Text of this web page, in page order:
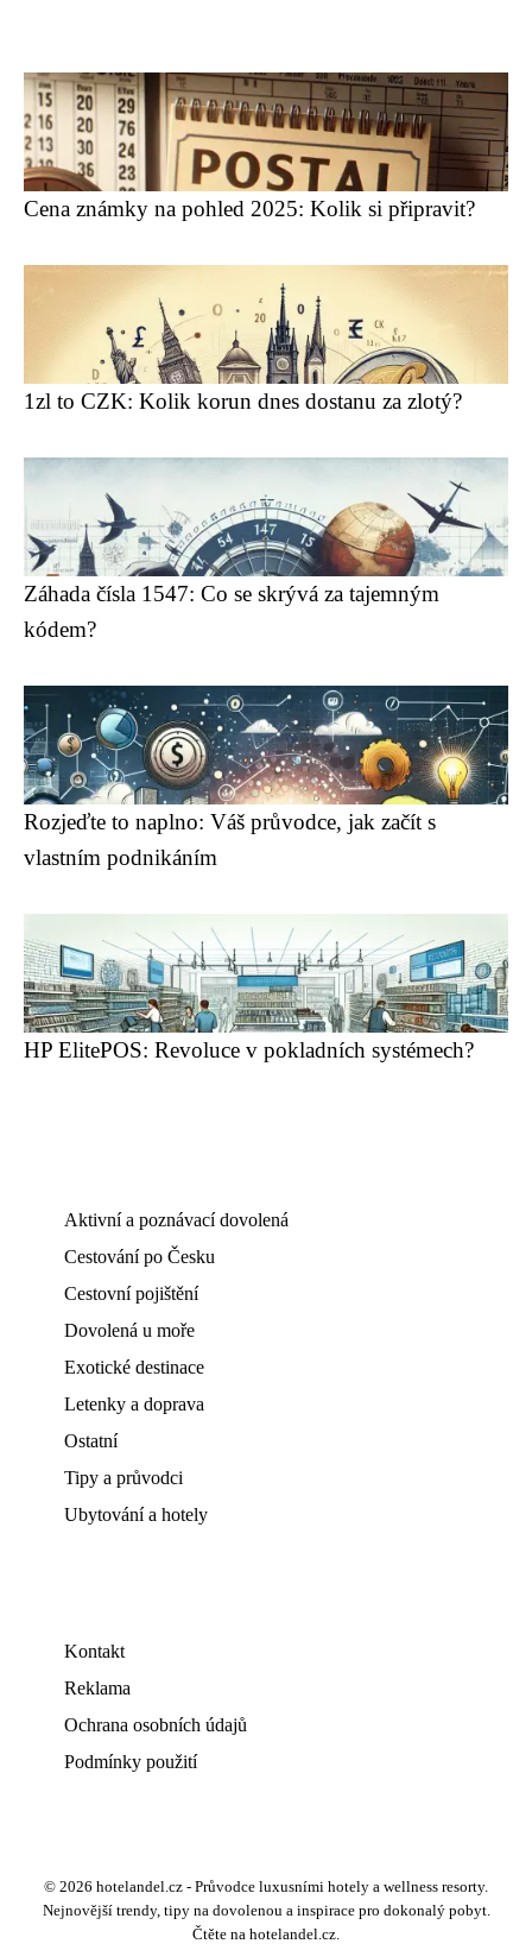
Cena známky na pohled 2025: Kolik si připravit?
1zl to CZK: Kolik korun dnes dostanu za zlotý?
Záhada čísla 1547: Co se skrývá za tajemným
kódem?
Rozjeďte to naplno: Váš průvodce, jak začít s
vlastním podnikáním
HP ElitePOS: Revoluce v pokladních systémech?
Aktivní a poznávací dovolená
Cestování po Česku
Cestovní pojištění
Dovolená u moře
Exotické destinace
Letenky a doprava
Ostatní
Tipy a průvodci
Ubytování a hotely
Kontakt
Reklama
Ochrana osobních údajů
Podmínky použití
© 2026 hotelandel.cz - Průvodce luxusními hotely a wellness resorty.
Nejnovější trendy, tipy na dovolenou a inspirace pro dokonalý pobyt.
Čtěte na hotelandel.cz.